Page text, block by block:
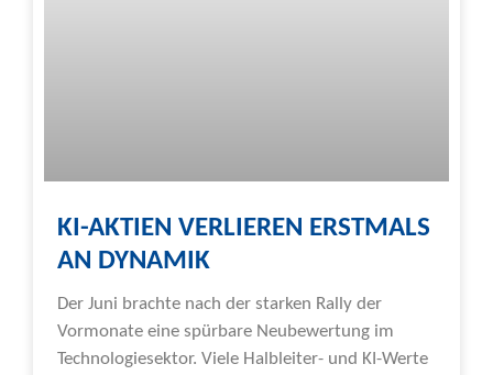
KI-AKTIEN VERLIEREN ERSTMALS
AN DYNAMIK
Der Juni brachte nach der starken Rally der
Vormonate eine spürbare Neubewertung im
Technologiesektor. Viele Halbleiter- und KI-Werte